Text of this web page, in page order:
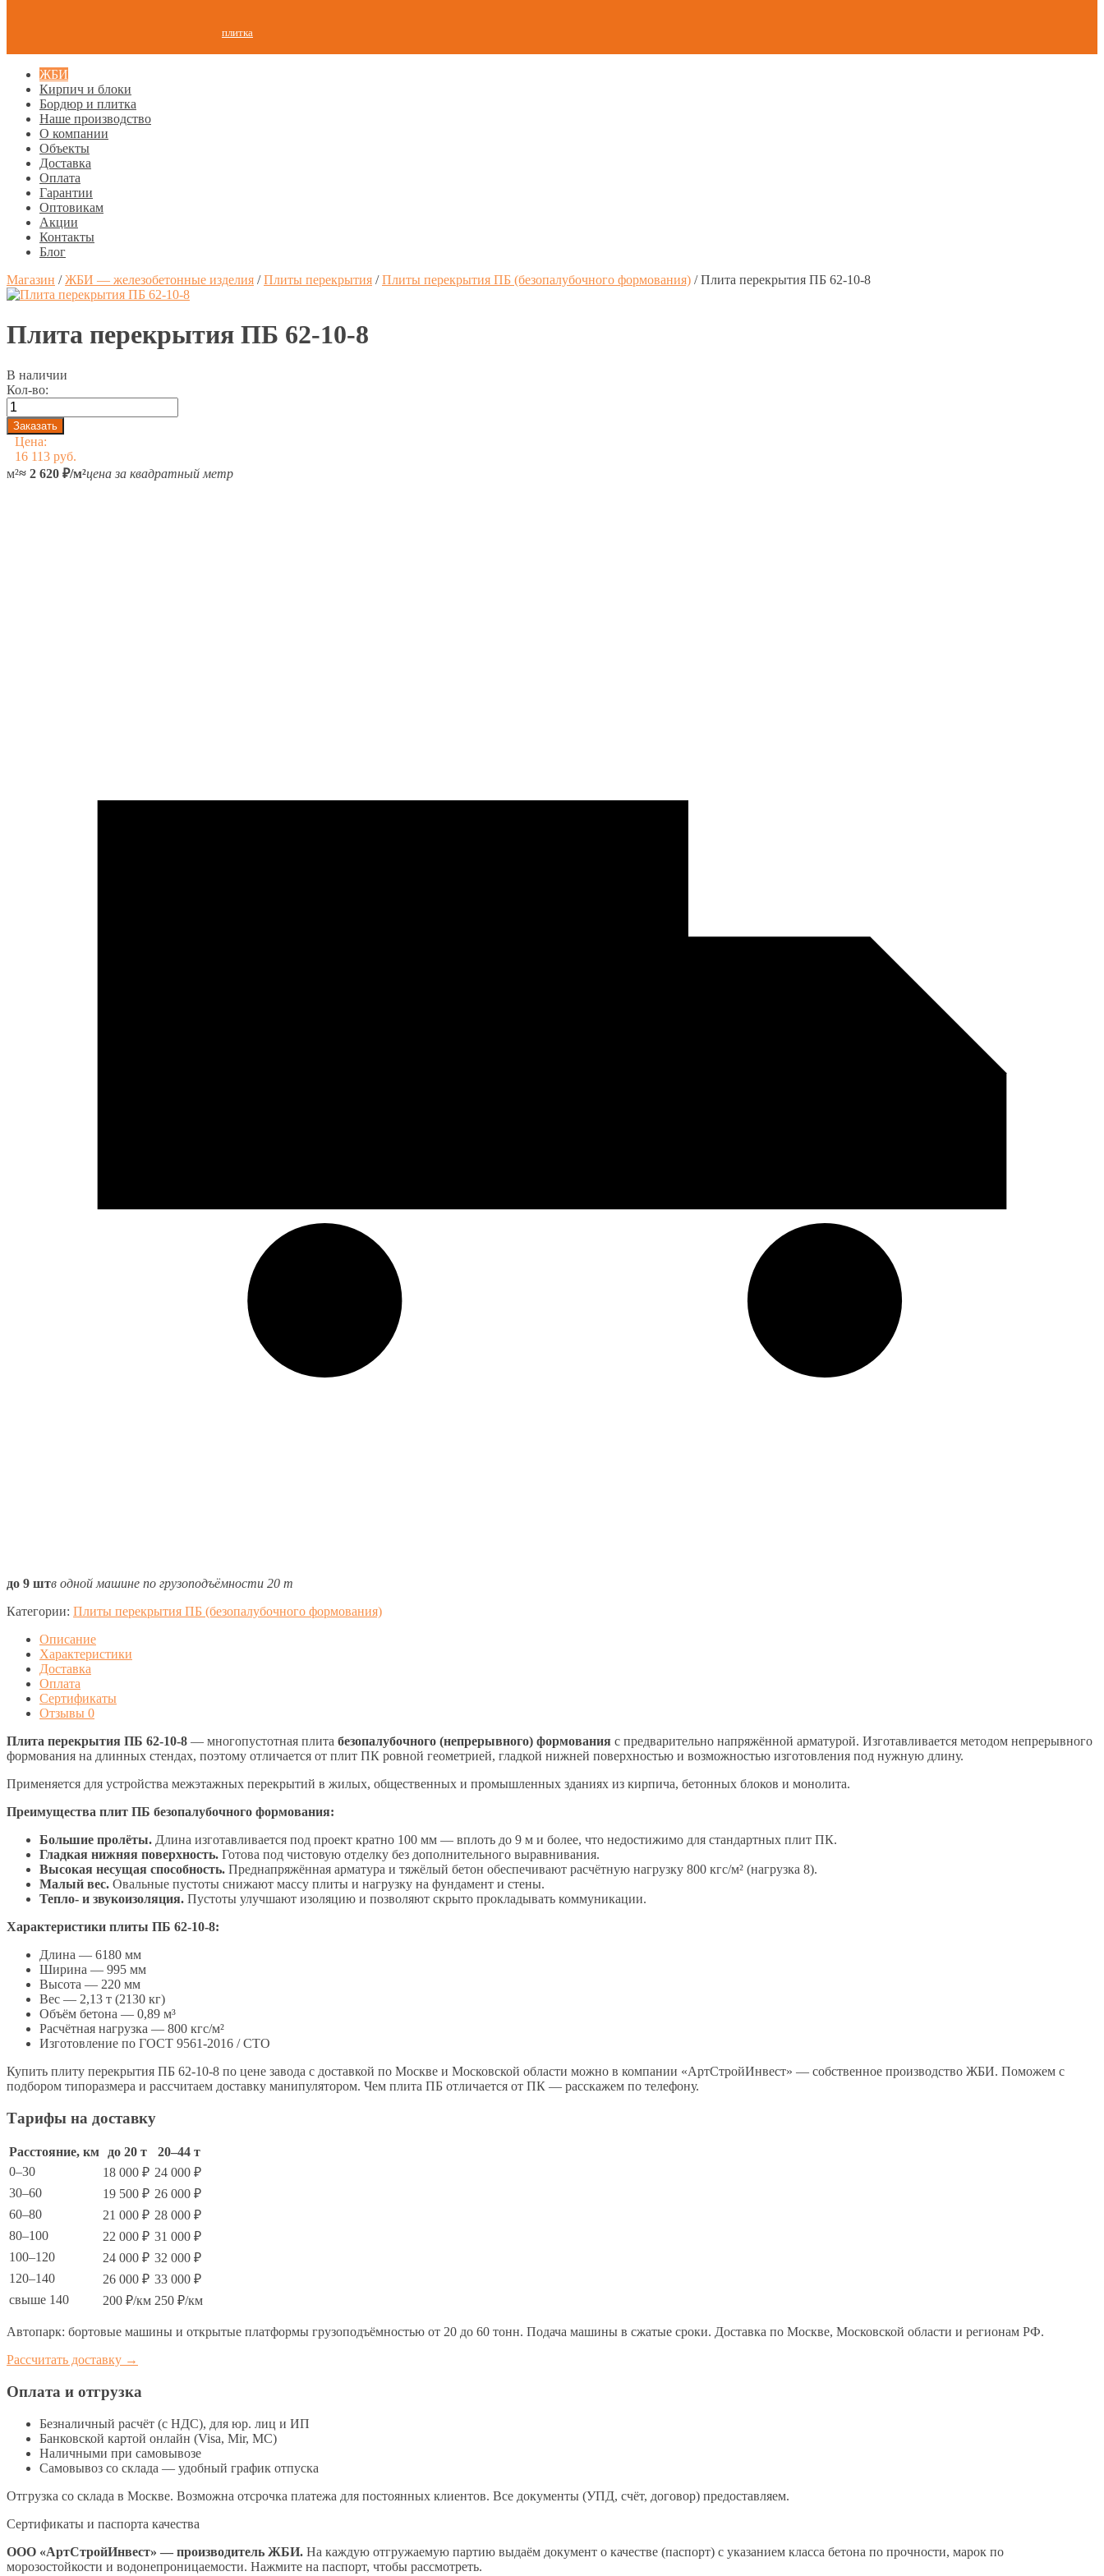
плитка
ЖБИ
Кирпич и блоки
Бордюр и плитка
Наше производство
О компании
Объекты
Доставка
Оплата
Гарантии
Оптовикам
Акции
Контакты
Блог
Магазин /ЖБИ — железобетонные изделия /Плиты перекрытия /Плиты перекрытия ПБ (безопалубочного формования) /Плита перекрытия ПБ 62-10-8
Плита перекрытия ПБ 62-10-8
В наличии
Кол-во:
Цена:
16 113 руб.
м²≈ 2 620 ₽/м²цена за квадратный метр
до 9 штв одной машине по грузоподъёмности 20 т
Категории: Плиты перекрытия ПБ (безопалубочного формования)
Описание
Характеристики
Доставка
Оплата
Сертификаты
Отзывы 0
Плита перекрытия ПБ 62-10-8 — многопустотная плита безопалубочного (непрерывного) формования с предварительно напряжённой арматурой. Изготавливается методом непрерывного
формования на длинных стендах, поэтому отличается от плит ПК ровной геометрией, гладкой нижней поверхностью и возможностью изготовления под нужную длину.
Применяется для устройства межэтажных перекрытий в жилых, общественных и промышленных зданиях из кирпича, бетонных блоков и монолита.
Преимущества плит ПБ безопалубочного формования:
Большие пролёты. Длина изготавливается под проект кратно 100 мм — вплоть до 9 м и более, что недостижимо для стандартных плит ПК.
Гладкая нижняя поверхность. Готова под чистовую отделку без дополнительного выравнивания.
Высокая несущая способность. Преднапряжённая арматура и тяжёлый бетон обеспечивают расчётную нагрузку 800 кгс/м² (нагрузка 8).
Малый вес. Овальные пустоты снижают массу плиты и нагрузку на фундамент и стены.
Тепло- и звукоизоляция. Пустоты улучшают изоляцию и позволяют скрыто прокладывать коммуникации.
Характеристики плиты ПБ 62-10-8:
Длина — 6180 мм
Ширина — 995 мм
Высота — 220 мм
Вес — 2,13 т (2130 кг)
Объём бетона — 0,89 м³
Расчётная нагрузка — 800 кгс/м²
Изготовление по ГОСТ 9561-2016 / СТО
Купить плиту перекрытия ПБ 62-10-8 по цене завода с доставкой по Москве и Московской области можно в компании «АртСтройИнвест» — собственное производство ЖБИ. Поможем с
подбором типоразмера и рассчитаем доставку манипулятором. Чем плита ПБ отличается от ПК — расскажем по телефону.
Тарифы на доставку
Расстояние, км до 20 т
20–44 т
0–30
18 000 ₽ 24 000 ₽
30–60
19 500 ₽ 26 000 ₽
60–80
21 000 ₽ 28 000 ₽
80–100
22 000 ₽ 31 000 ₽
100–120
24 000 ₽ 32 000 ₽
120–140
26 000 ₽ 33 000 ₽
свыше 140
200 ₽/км 250 ₽/км
Автопарк: бортовые машины и открытые платформы грузоподъёмностью от 20 до 60 тонн. Подача машины в сжатые сроки. Доставка по Москве, Московской области и регионам РФ.
Рассчитать доставку →
Оплата и отгрузка
Безналичный расчёт (с НДС), для юр. лиц и ИП
Банковской картой онлайн (Visa, Mir, МС)
Наличными при самовывозе
Самовывоз со склада — удобный график отпуска
Отгрузка со склада в Москве. Возможна отсрочка платежа для постоянных клиентов. Все документы (УПД, счёт, договор) предоставляем.
Сертификаты и паспорта качества
ООО «АртСтройИнвест» — производитель ЖБИ. На каждую отгружаемую партию выдаём документ о качестве (паспорт) с указанием класса бетона по прочности, марок по
морозостойкости и водонепроницаемости. Нажмите на паспорт, чтобы рассмотреть.